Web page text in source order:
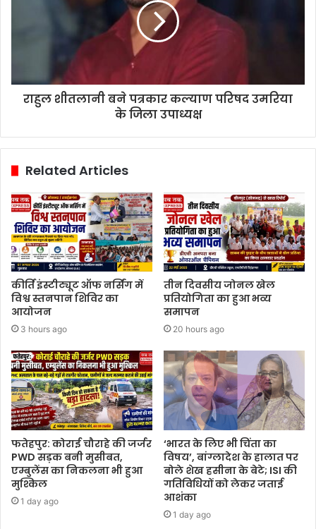
राहुल शीतलानी बने पत्रकार कल्याण परिषद उमरिया
के जिला उपाध्यक्ष
Related Articles
कीर्ति इंस्टीट्यूट ऑफ नर्सिंग में
विश्व स्तनपान शिविर का
आयोजन
3 hours ago
तीन दिवसीय जोनल खेल
प्रतियोगिता का हुआ भव्य
समापन
20 hours ago
फतेहपुर: कोराई चौराहे की जर्जर
PWD सड़क बनी मुसीबत,
एम्बुलेंस का निकलना भी हुआ
मुश्किल
1 day ago
‘भारत के लिए भी चिंता का
विषय’, बांग्लादेश के हालात पर
बोले शेख हसीना के बेटे; ISI की
गतिविधियों को लेकर जताई
आशंका
1 day ago